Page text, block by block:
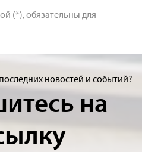
(*), обязательны для
новостей и событий?
на